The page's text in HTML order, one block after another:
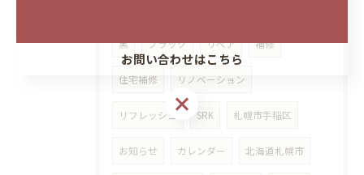
黒 ブラック リペア 補修
住宅補修 リノベーション
リフレッシュ SRK 札幌市手稲区
お知らせ カレンダー 北海道札幌市
お問い合わせはこちら